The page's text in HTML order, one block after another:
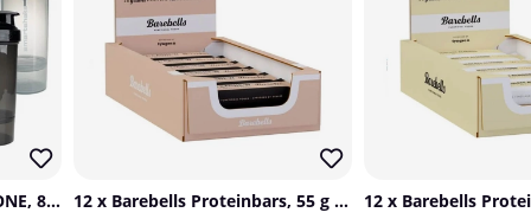
SmartShake Original2GO ONE, 800 ml 12 x Barebells Proteinbars, 55 g (Caramel Cashew)